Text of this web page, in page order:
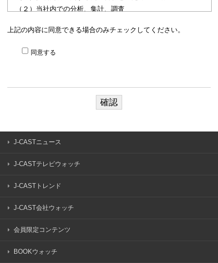
（２）当社内での分析、集計、調査
たり、第三者に提供したりすることはありません。当社で
合せは以下の連絡先にお願い致します。
個人情報お問合わせ窓口：
[認定個人情報保護団体の名称及び、苦情の解決の申し出先]
会推進協会（JIPDEC）
苦情の解決の申出先：認定個人情報保護団体事務局
上記の内容に同意できる場合のみチェックしてください。
同意する
J-CASTニュース
J-CASTテレビウォッチ
J-CASTトレンド
J-CAST会社ウォッチ
会員限定コンテンツ
BOOKウォッチ